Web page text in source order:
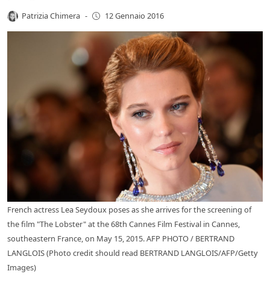
Patrizia Chimera - 12 Gennaio 2016
French actress Lea Seydoux poses as she arrives for the screening of
the film "The Lobster" at the 68th Cannes Film Festival in Cannes,
southeastern France, on May 15, 2015. AFP PHOTO / BERTRAND
LANGLOIS (Photo credit should read BERTRAND LANGLOIS/AFP/Getty
Images)